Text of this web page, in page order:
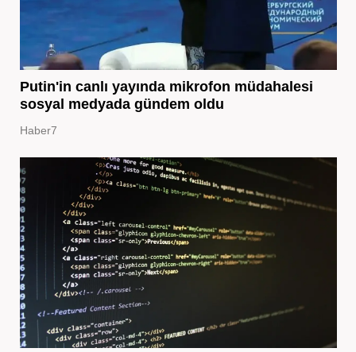
Putin'in canlı yayında mikrofon müdahalesi
sosyal medyada gündem oldu
Haber7